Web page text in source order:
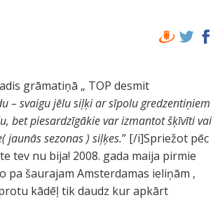
grāmatiņā „ TOP desmit
– svaigu jēlu siļķi ar sīpolu gredzentiņiem
bet piesardzīgākie var izmantot šķīvīti vai
jaunās sezonas ) siļķes.” [/i]Spriežot pēc
tev nu bija! 2008. gada maija pirmie
šaurajam Amsterdamas ieliņām ,
kādēļ tik daudz kur apkārt